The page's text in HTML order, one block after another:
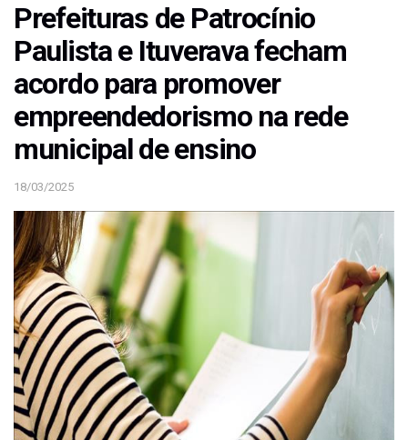
Prefeituras de Patrocínio
Paulista e Ituverava fecham
acordo para promover
empreendedorismo na rede
municipal de ensino
18/03/2025